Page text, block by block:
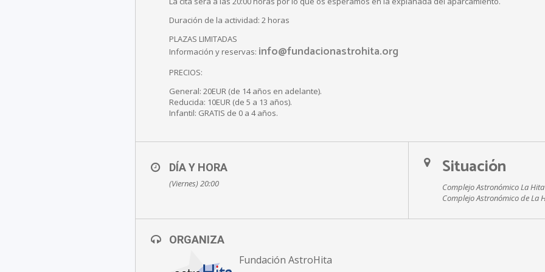
Duración de la actividad: 2 horas
PLAZAS LIMITADAS
Información y reservas: info@fundacionastrohita.org
PRECIOS:
General: 20EUR (de 14 años en adelante).
Reducida: 10EUR (de 5 a 13 años).
Infantil: GRATIS de 0 a 4 años.
DÍA Y HORA
(Viernes) 20:00
Situación
Complejo Astronómico La Hita
Complejo Astronómico de La
ORGANIZA
Fundación AstroHita